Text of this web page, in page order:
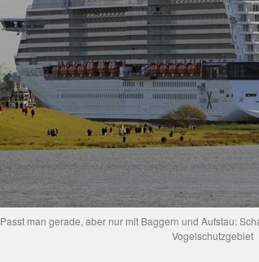
Passt man gerade, aber nur mit Baggern und Aufstau:
Vogelschutzgebiet